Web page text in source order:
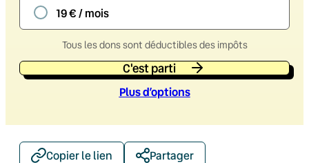
19 € / mois
Tous les dons sont déductibles des impôts
C'est parti
Plus d’options
Copier le lien Partager